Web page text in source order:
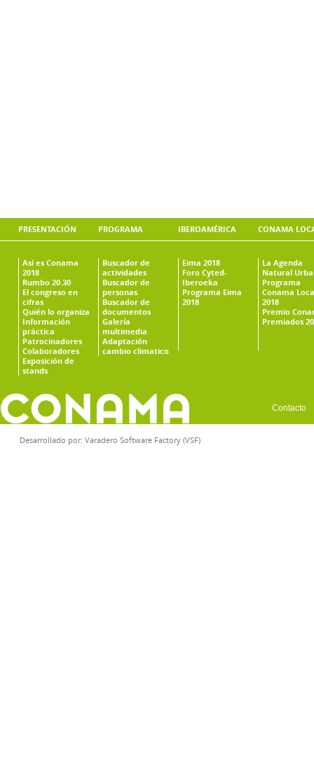
PRESENTACIÓN
Así es Conama
2018
Rumbo 20.30
El congreso en
cifras
Quién lo organiza
Información
práctica
Patrocinadores
Colaboradores
Exposición de
stands
PROGRAMA
Buscador de
actividades
Buscador de
personas
Buscador de
documentos
Galería
multimedia
Adaptación
cambio climatico
IBEROAMÉRICA
Eima 2018
Foro Cyted-
Iberoeka
Programa Eima
2018
CONAMA
La Agenda
Natural
Programa
Conama
2018
Premio
Premiados
Contacto
Desarrollado por: Varadero Software Factory (VSF)